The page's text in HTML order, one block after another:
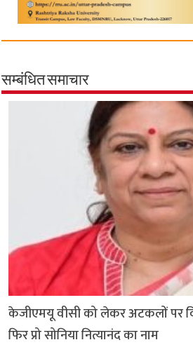
सम्बंधित समाचार
केजीएमयू वीसी को लेकर अटकलों पर
फिर प्रो सोनिया नित्यानंद का नाम